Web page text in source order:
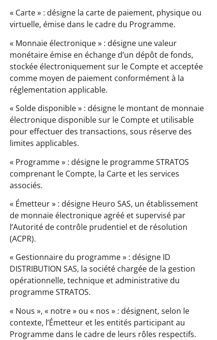
« Carte » : désigne la carte de paiement, physique ou
virtuelle, émise dans le cadre du Programme.
« Monnaie électronique » : désigne une valeur
monétaire émise en échange d’un dépôt de fonds,
stockée électroniquement sur le Compte et acceptée
comme moyen de paiement conformément à la
réglementation applicable.
« Solde disponible » : désigne le montant de monnaie
électronique disponible sur le Compte et utilisable
pour effectuer des transactions, sous réserve des
limites applicables.
« Programme » : désigne le programme STRATOS
comprenant le Compte, la Carte et les services
associés.
« Émetteur » : désigne Heuro SAS, un établissement
de monnaie électronique agréé et supervisé par
l’Autorité de contrôle prudentiel et de résolution
(ACPR).
« Gestionnaire du programme » : désigne ID
DISTRIBUTION SAS, la société chargée de la gestion
opérationnelle, technique et administrative du
programme STRATOS.
« Nous », « notre » ou « nos » : désignent, selon le
contexte, l’Émetteur et les entités participant au
Programme dans le cadre de leurs rôles respectifs.